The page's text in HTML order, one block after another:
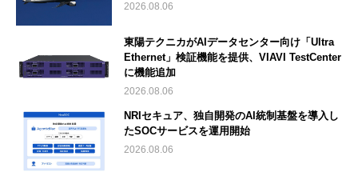
2026.08.06
東陽テクニカがAIデータセンター向け「Ultra
Ethernet」検証機能を提供、VIAVI TestCenter
に機能追加
2026.08.06
NRIセキュア、独自開発のAI統制基盤を導入し
たSOCサービスを運用開始
2026.08.06